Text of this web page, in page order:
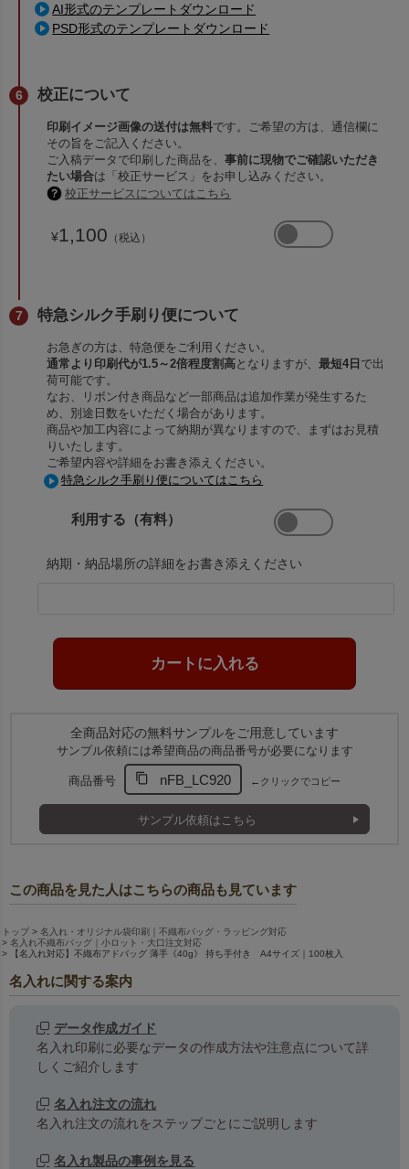
AI形式のテンプレートダウンロード
PSD形式のテンプレートダウンロード
校正について
印刷イメージ画像の送付は無料です。ご希望の方は、通信欄に
その旨をご記入ください。
ご入稿データで印刷した商品を、事前に現物でご確認いただき
たい場合は「校正サービス」をお申し込みください。
校正サービスについてはこちら
¥1,100 （税込）
特急シルク手刷り便について
お急ぎの方は、特急便をご利用ください。
通常より印刷代が1.5～2倍程度割高となりますが、最短4日 で出
荷可能です。
なお、リボン付き商品など一部商品は追加作業が発生するた
め、別途日数をいただく場合があります。
商品や加工内容によって納期が異なりますので、まずはお見積
りいたします。
ご希望内容や詳細をお書き添えください。
特急シルク手刷り便についてはこちら
利用する（有料）
納期・納品場所の詳細をお書き添えください
全商品対応の無料サンプルをご用意しています
サンプル依頼には希望商品の商品番号が必要になります
商品番号 nFB_LC920 ←クリックでコピー
サンプル依頼はこちら
この商品を見た人はこちらの商品も見ています
トップ
名入れ・オリジナル袋印刷｜不織布バッグ・ラッピング対応
名入れ不織布バッグ｜小ロット・大口注文対応
【名入れ対応】不織布アドバッグ 薄手《40g》 持ち手付き A4サイズ｜100枚入
名入れに関する案内
データ作成ガイド
名入れ印刷に必要なデータの作成方法や注意点について詳
しくご紹介します
名入れ注文の流れ
名入れ注文の流れをステップごとにご説明します
名入れ製品の事例を見る